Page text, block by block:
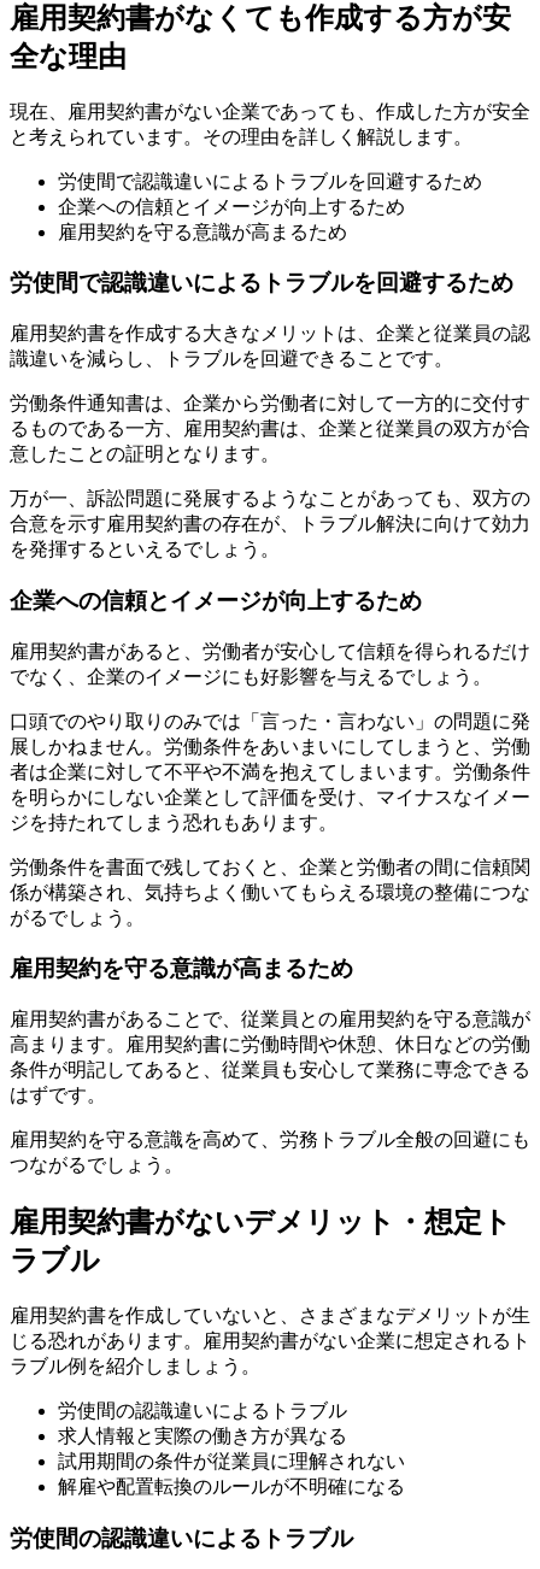
雇用契約書がなくても作成する方が安
全な理由
現在、雇用契約書がない企業であっても、作成した方が安全
と考えられています。その理由を詳しく解説します。
労使間で認識違いによるトラブルを回避するため
企業への信頼とイメージが向上するため
雇用契約を守る意識が高まるため
労使間で認識違いによるトラブルを回避するため
雇用契約書を作成する大きなメリットは、企業と従業員の認
識違いを減らし、トラブルを回避できることです。
労働条件通知書は、企業から労働者に対して一方的に交付す
るものである一方、雇用契約書は、企業と従業員の双方が合
意したことの証明となります。
万が一、訴訟問題に発展するようなことがあっても、双方の
合意を示す雇用契約書の存在が、トラブル解決に向けて効力
を発揮するといえるでしょう。
企業への信頼とイメージが向上するため
雇用契約書があると、労働者が安心して信頼を得られるだけ
でなく、企業のイメージにも好影響を与えるでしょう。
口頭でのやり取りのみでは「言った・言わない」の問題に発
展しかねません。労働条件をあいまいにしてしまうと、労働
者は企業に対して不平や不満を抱えてしまいます。労働条件
を明らかにしない企業として評価を受け、マイナスなイメー
ジを持たれてしまう恐れもあります。
労働条件を書面で残しておくと、企業と労働者の間に信頼関
係が構築され、気持ちよく働いてもらえる環境の整備につな
がるでしょう。
雇用契約を守る意識が高まるため
雇用契約書があることで、従業員との雇用契約を守る意識が
高まります。雇用契約書に労働時間や休憩、休日などの労働
条件が明記してあると、従業員も安心して業務に専念できる
はずです。
雇用契約を守る意識を高めて、労務トラブル全般の回避にも
つながるでしょう。
雇用契約書がないデメリット・想定ト
ラブル
雇用契約書を作成していないと、さまざまなデメリットが生
じる恐れがあります。雇用契約書がない企業に想定されるト
ラブル例を紹介しましょう。
労使間の認識違いによるトラブル
求人情報と実際の働き方が異なる
試用期間の条件が従業員に理解されない
解雇や配置転換のルールが不明確になる
労使間の認識違いによるトラブル